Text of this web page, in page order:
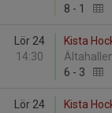
8 - 1
Lör 24
14:30
Kista
6 - 3
Lör 24
Kista